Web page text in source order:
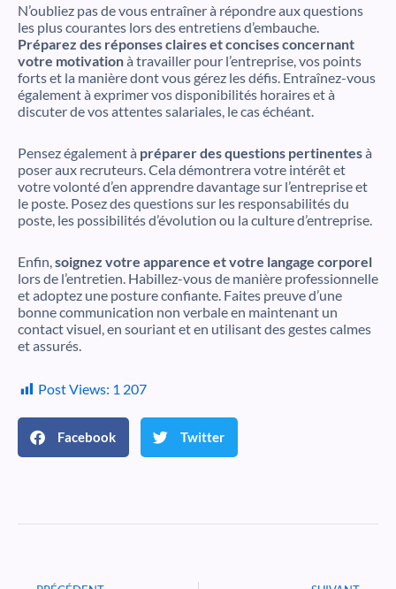
N’oubliez pas de vous entraîner à répondre aux questions
les plus courantes lors des entretiens d’embauche.
Préparez des réponses claireset concises concernant
votre motivationà travailler pour l’entreprise, vos points
forts et la manière dont vous gérez les défis. Entraînez-vous
également à exprimer vos disponibilités horaires et à
discuter de vos attentes salariales, le cas échéant.
Pensez également à préparer des questions pertinentesà
poser aux recruteurs. Cela démontrera votre intérêt et
votre volonté d’en apprendre davantage sur l’entreprise et
le poste. Posez des questions sur les responsabilités du
poste, les possibilités d’évolution ou la culture d’entreprise.
Enfin, soignez votre apparence et votre langage corporel
lors de l’entretien. Habillez-vous de manière professionnelle
et adoptez une posture confiante. Faites preuve d’une
bonne communication non verbale en maintenant un
contact visuel, en souriant et en utilisant des gestes calmes
et assurés.
Post Views: 1 207
Facebook Twitter
Précédent